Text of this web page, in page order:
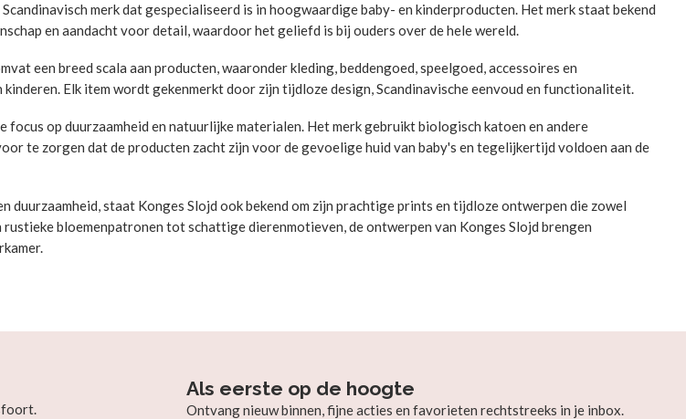
merk dat gespecialiseerd is in hoogwaardige baby- en kinderproducten. Het merk staat bekend
en aandacht voor detail, waardoor het geliefd is bij ouders over de hele wereld.
een breed scala aan producten, waaronder kleding, beddengoed, speelgoed, accessoires en
Elk item wordt gekenmerkt door zijn tijdloze design, Scandinavische eenvoud en functionaliteit.
focus op duurzaamheid en natuurlijke materialen. Het merk gebruikt biologisch katoen en andere
te zorgen dat de producten zacht zijn voor de gevoelige huid van baby's en tegelijkertijd voldoen aan de
duurzaamheid, staat Konges Slojd ook bekend om zijn prachtige prints en tijdloze ontwerpen die zowel
rustieke bloemenpatronen tot schattige dierenmotieven, de ontwerpen van Konges Slojd brengen
Als eerste op de hoogte
Ontvang nieuw binnen, fijne acties en favorieten rechtstreeks in je inbox.